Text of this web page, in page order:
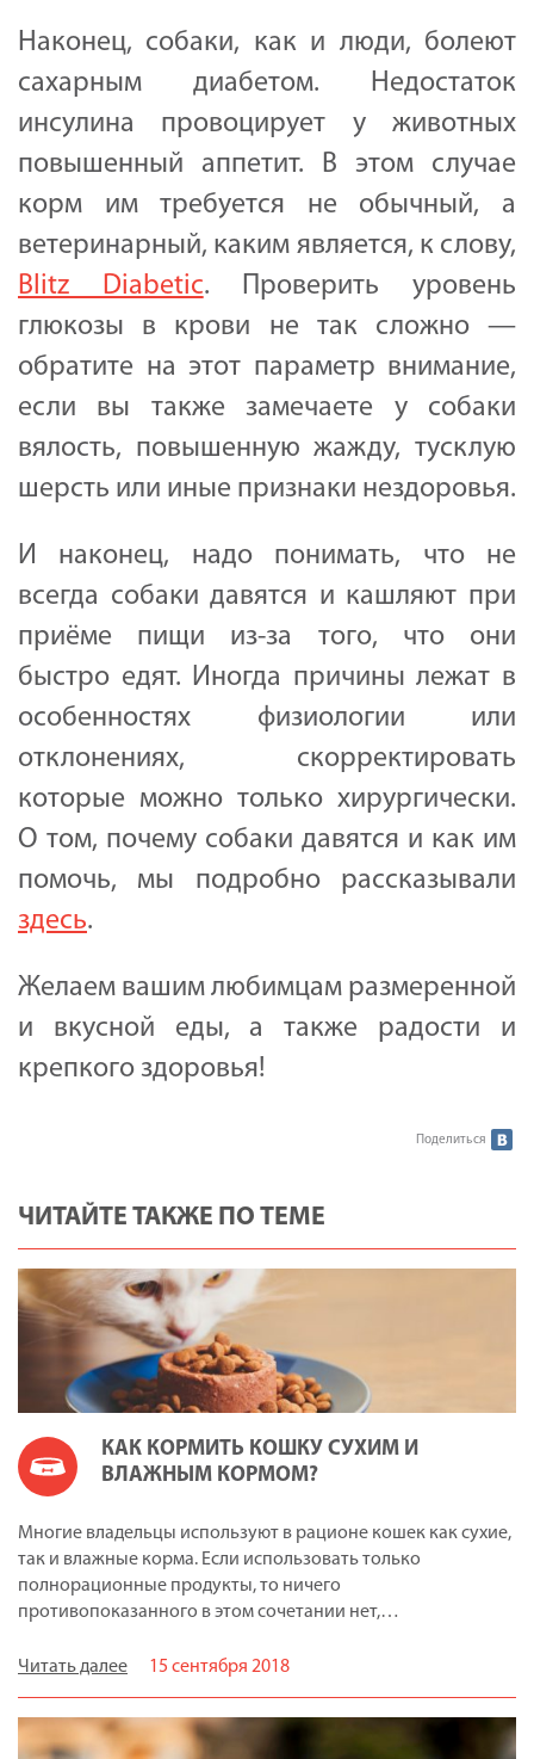
Наконец, собаки, как и люди, болеют
сахарным диабетом. Недостаток
инсулина провоцирует у животных
повышенный аппетит. В этом случае
корм им требуется не обычный, а
ветеринарный, каким является, к слову,
Blitz Diabetic. Проверить уровень
глюкозы в крови не так сложно —
обратите на этот параметр внимание,
если вы также замечаете у собаки
вялость, повышенную жажду, тусклую
шерсть или иные признаки нездоровья.
И наконец, надо понимать, что не
всегда собаки давятся и кашляют при
приёме пищи из-за того, что они
быстро едят. Иногда причины лежат в
особенностях физиологии или
отклонениях, скорректировать
которые можно только хирургически.
О том, почему собаки давятся и как им
помочь, мы подробно рассказывали
здесь.
Желаем вашим любимцам размеренной
и вкусной еды, а также радости и
крепкого здоровья!
Поделиться
ЧИТАЙТЕ ТАКЖЕ ПО ТЕМЕ
КАК КОРМИТЬ КОШКУ СУХИМ И
ВЛАЖНЫМ КОРМОМ?
Многие владельцы используют в рационе кошек как сухие,
так и влажные корма. Если использовать только
полнорационные продукты, то ничего
противопоказанного в этом сочетании нет,…
Читать далее 15 сентября 2018